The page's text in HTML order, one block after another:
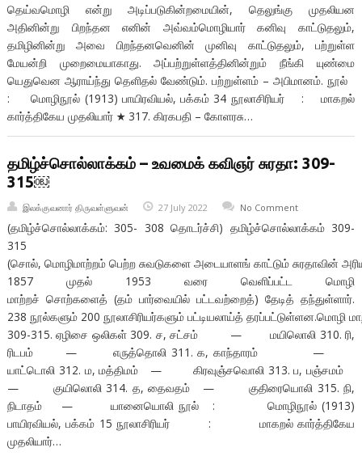
தெய்வமொழி என்று அடிப்படுகின்றமையின், தெலுங்கு முதலியன
அதினின்று பிறந்தன எனின் அவ்வம்மொழியார் கனிவு காட்டுதலும்,
தமிழினின்று அவை பிறந்தனவெனின் முனிவு காட்டுதலும், பற்றுள்ள
மேயன்றி முறைமையாகாது. அப்பற்றுள்ளத்தினின்றும் நீங்கி யுண்மை
யெதுவென ஆராய்ந்து தெளிதல் வேண்டும். பற்றுள்ளம் – அபிமானம். நூல்
: மொழிநூல் (1913) பாயிரவியல், பக்கம் 34 நூலாசிரியர் : மாகறல்
கார்த்திகேய முதலியார் ★ 317. கிரகபதி – கோளரசு…
தமிழ்ச்சொல்லாக்கம் – உவமைக் கவிஞர் சுரதா: 309-
315￼
இலக்குவனார் திருவள்ளுவன் 27 July 2022 No Comment
(தமிழ்ச்சொல்லாக்கம்: 305- 308 தொடர்ச்சி) தமிழ்ச்சொல்லாக்கம் 309-
315
(சொல், மொழிமாற்றம் பெற்ற சுவடுகளை அடையாளங் காட்டும் சுரதாவின் அரிய
1857 முதல் 1953 வரை வெளிப்பட்ட மொழி
மாற்றச் சொற்களைத் (தம் பார்வையில் பட்டவற்றைத்) தேடித் தந்துள்ளார்.
238 நூல்களும் 200 நூலாசிரியர்களும் பட்டியலாய்த் தரப்பட்டுள்ளன.மொழி
309-315. ஏழிசை ஒலிகள் 309. ச, சட்சம் — மயிலொலி 310. ரி,
ரிடபம் — எருத்தொலி 311. க, காந்தாரம் —
யாட்டொலி 312. ம, மத்திமம் — கிரவுஞ்சவொலி 313. ப, பஞ்சமம்
— குயிலொலி 314. த, தைவதம் — குதிரையொலி 315. நி,
நிடாதம் — யானையொலி நூல் : மொழிநூல் (1913)
பாயிரவியல், பக்கம் 15 நூலாசிரியர் : மாகறல் கார்த்திகேய
முதலியார்…